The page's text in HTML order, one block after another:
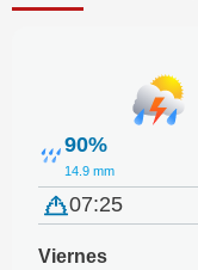
90%
14.9 mm
07:25
Viernes